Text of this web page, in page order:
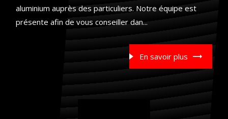
aluminium auprès des particuliers. Notre équipe est
présente afin de vous conseiller dan...
En savoir plus